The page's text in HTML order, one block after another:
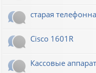
старая
Cisco 1601R
Кассовые